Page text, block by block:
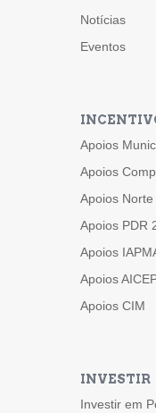
Notícias
Eventos
Apoios
Apoios
Apoios
Apoios PDR
Apoios
Apoios
Apoios CIM
INVESTIR
Investir em